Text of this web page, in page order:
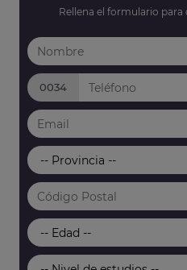
Rellena el formulario
0034